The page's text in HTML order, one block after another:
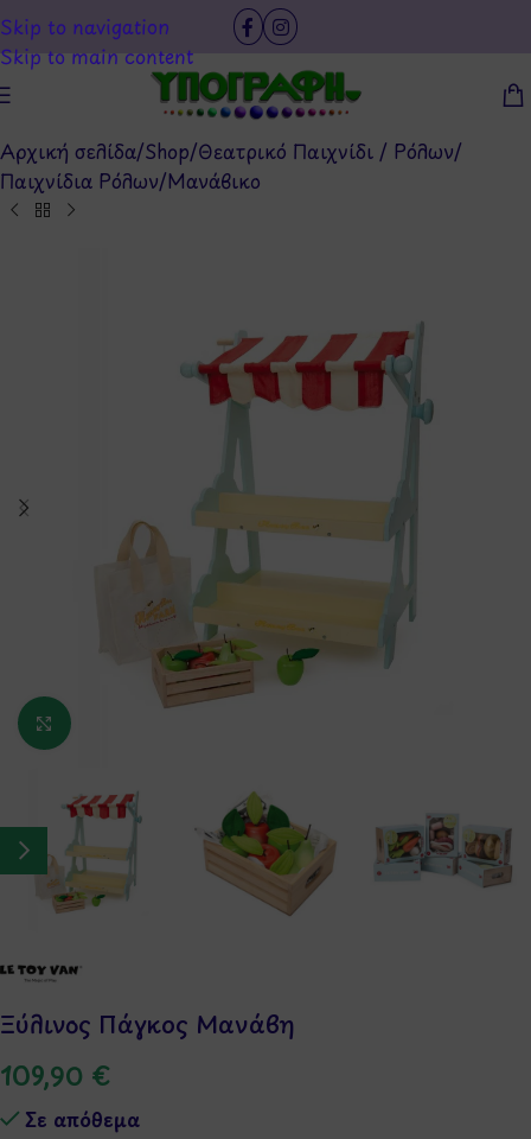
Skip to navigation
Skip to main content
Αρχική σελίδα/Shop/Θεατρικό Παιχνίδι / Ρόλων/
Παιχνίδια Ρόλων/Μανάβικο
Κάντε κλικ για μεγέθυνση
Ξύλινος Πάγκος Μανάβη
109,90 €
Σε απόθεμα